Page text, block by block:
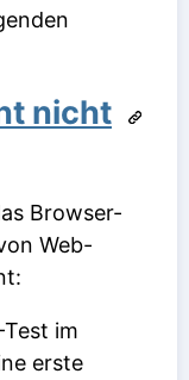
nicht
Browser-
Web-
im
erste